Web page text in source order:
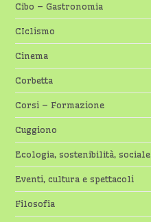
Cibo – Gastronomia
CIclismo
Cinema
Corbetta
Corsi – Formazione
Cuggiono
Ecologia, sostenibilità, sociale
Eventi, cultura e spettacoli
Filosofia